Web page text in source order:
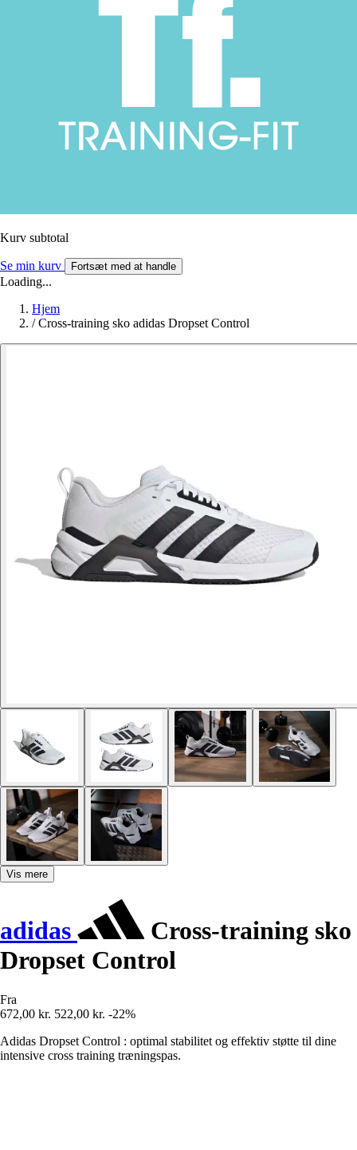
Kurv subtotal
Se min kurv Fortsæt med at handle
Loading...
Hjem
/ Cross-training sko adidas Dropset Control
Vis mere
adidas
Cross-training sko
Dropset Control
Fra
672,00 kr. 522,00 kr. -22%
Adidas Dropset Control : optimal stabilitet og effektiv støtte til dine
intensive cross training træningspas.